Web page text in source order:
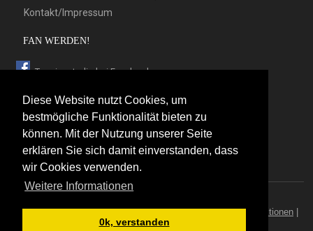
Diese Website nutzt Cookies, um
bestmögliche Funktionalität bieten zu
können. Mit der Nutzung unserer Seite
erklären Sie sich damit einverstanden, dass
wir Cookies verwenden.
Weitere Informationen
0k, verstanden
Kontakt/Impressum
FAN WERDEN!
Trauringstudio bei Facebook
Trauringstudio bei Twitter
Trauringstudio bei Pinterest
Trauringstudio bei flickr
Trauringstudio|Trauringe|Hersteller|Kontakt/Impressum Aktionen|
News|Sitemap